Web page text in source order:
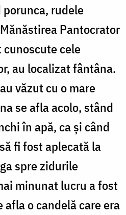
rudele
Pantocrator
cele
au localizat fântâna.
văzut cu o mare
se afla acolo, stând
în apă, ca şi când
fi fost aplecată la
spre zidurile
minunat lucru a fost
afla o candelă care era